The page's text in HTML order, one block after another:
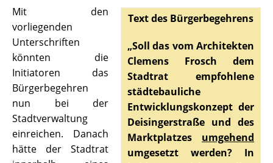
Text des Bürgerbegehrens
„Soll das vom Architekten
Clemens Frosch dem
Stadtrat empfohlene
städtebauliche
Entwicklungskonzept der
Deisingerstraße und des
Marktplatzes umgehend
umgesetzt werden? In
Mit den
vorliegenden
Unterschriften
könnten die
Initiatoren das
Bürgerbegehren
nun bei der
Stadtverwaltung
einreichen. Danach
hätte der Stadtrat